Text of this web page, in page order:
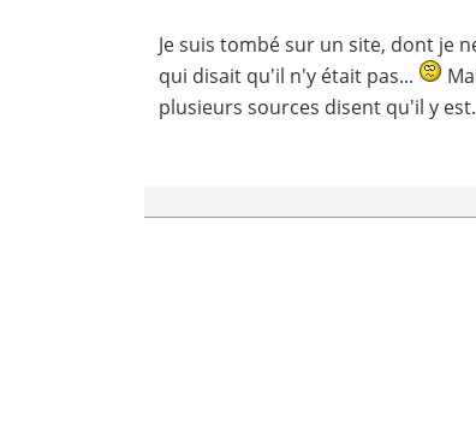
Je suis tombé sur un site, dont je
qui disait qu'il n'y était pas...
plusieurs sources disent qu'il y